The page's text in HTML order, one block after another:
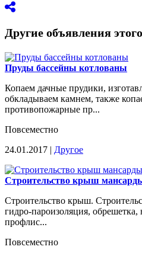
Другие объявления
Пруды бассейны котлованы
Копаем дачные прудики,
обкладываем камнем, также
противопожарные пр...
Повсеместно
24.01.2017 | Другое
Строительство крыш
Строительство крыш.
гидро-пароизоляция,
профлис...
Повсеместно